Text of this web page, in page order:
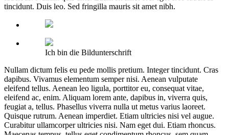
tincidunt. Duis leo. Sed fringilla mauris sit amet nibh.
Ich bin die Bildunterschrift
Nullam dictum felis eu pede mollis pretium. Integer tincidunt. Cras
dapibus. Vivamus elementum semper nisi. Aenean vulputate
eleifend tellus. Aenean leo ligula, porttitor eu, consequat vitae,
eleifend ac, enim. Aliquam lorem ante, dapibus in, viverra quis,
feugiat a, tellus. Phasellus viverra nulla ut metus varius laoreet.
Quisque rutrum. Aenean imperdiet. Etiam ultricies nisi vel augue.
Curabitur ullamcorper ultricies nisi. Nam eget dui. Etiam rhoncus.